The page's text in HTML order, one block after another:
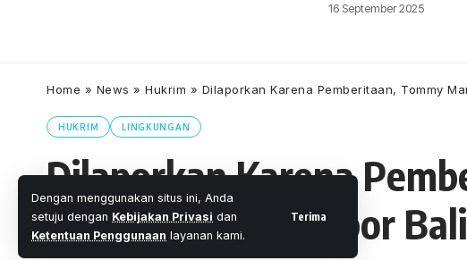
Dengan menggunakan situs ini, Anda
setuju dengan Kebijakan Privasi dan
Ketentuan Penggunaan layanan kami.
Terima
16 September 2025
Home » News » Hukrim » Dilaporkan Karena Pemberitaan, Tommy
HUKRIM LINGKUNGAN
Dilaporkan Karena
Alamat ” Akan Lapor